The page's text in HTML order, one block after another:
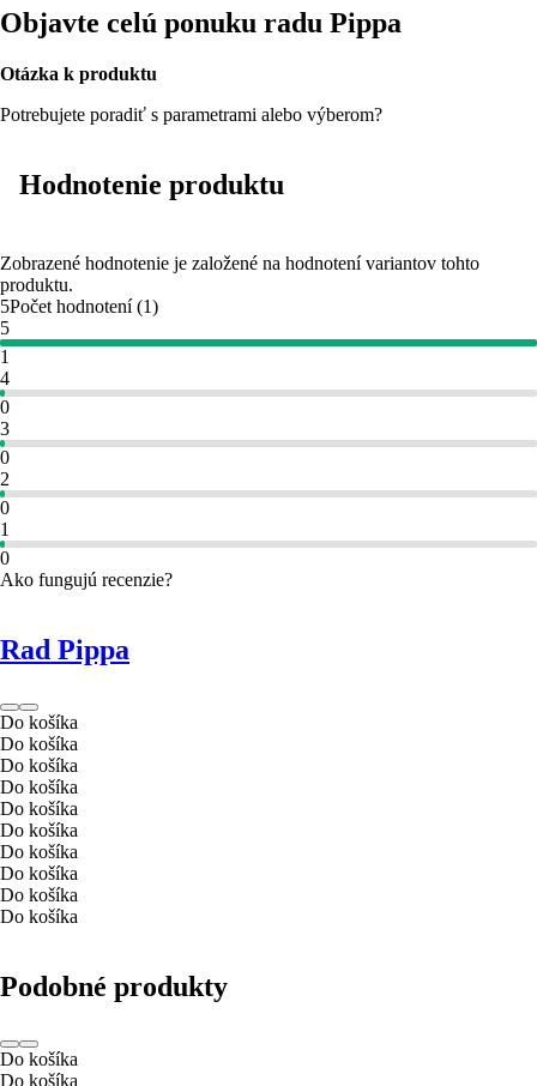
Objavte celú ponuku radu Pippa
Otázka k produktu
Potrebujete poradiť s parametrami alebo výberom?
Hodnotenie produktu
Zobrazené hodnotenie je založené na hodnotení variantov tohto
produktu.
5Počet hodnotení(1)
5
1
4
0
3
0
2
0
1
0
Ako fungujú recenzie?
Rad Pippa
Do košíka
Do košíka
Do košíka
Do košíka
Do košíka
Do košíka
Do košíka
Do košíka
Do košíka
Do košíka
Podobné produkty
Do košíka
Do košíka